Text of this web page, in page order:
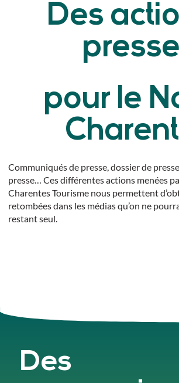
Des
presse
pour le
Communiqués de presse, dossier de
presse… Ces différentes actions menées
Charentes Tourismenous permettent
retombées dans les médias qu’on ne
restant seul.
Des